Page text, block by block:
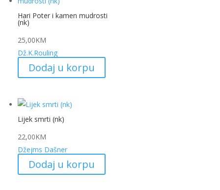
Hari Poter i kamen mudrosti
(nk)
25,00KM
Dž.K.Rouling
Dodaj u korpu
Lijek smrti (nk)
22,00KM
Džejms Dašner
Dodaj u korpu